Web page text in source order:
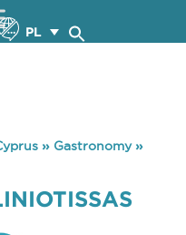
PL
» Gastronomy»